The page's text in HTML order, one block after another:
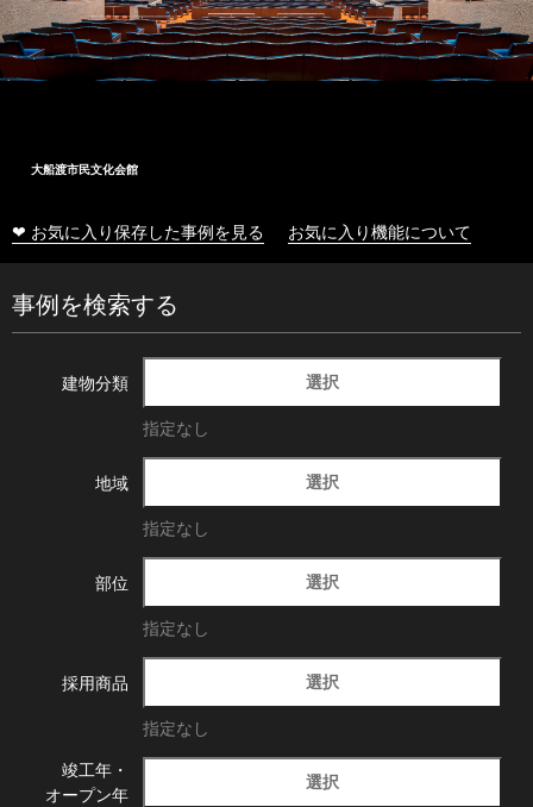
大船渡市民文化会館
❤ お気に入り保存した事例を見る お気に入り機能について
事例を検索する
建物分類 選択
指定なし
地域 選択
指定なし
部位 選択
指定なし
採用商品 選択
指定なし
竣工年・
オープン年
選択